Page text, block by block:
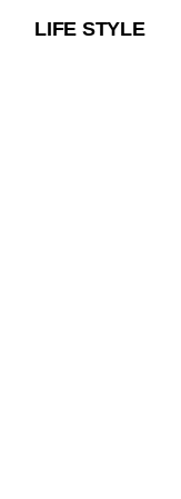
LIFE STYLE